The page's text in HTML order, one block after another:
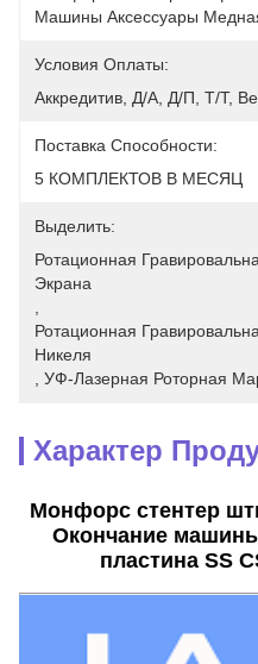
Машины Аксессуары
Условия Оплаты:
Аккредитив, Д/А, Д/П, Т/Т,
Поставка Способности:
5 КОМПЛЕКТОВ В МЕСЯЦ
Выделить:
Ротационная
Экрана
Ротационная
Никеля
УФ-Лазерная Роторная
Характер
Монфорс стентер
Окончание
пластина SS